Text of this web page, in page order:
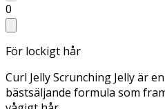
0
För lockigt hår
Curl Jelly Scrunching Jelly är
bästsäljande formula som